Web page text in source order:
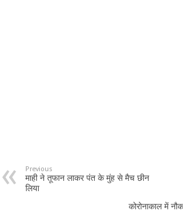
Previous
माही ने तूफान लाकर पंत के मुंह से मैच छीन
लिया
कोरोनाकाल में